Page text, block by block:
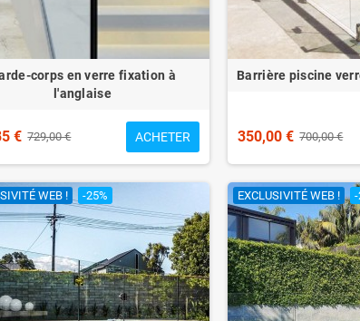
corps en verre fixation à
l'anglaise
€ 729,00 € ACHETER
Barrière piscine
350,00 € 700,00 €
WEB ! -25% EXCLUSIVITÉ WEB ! -